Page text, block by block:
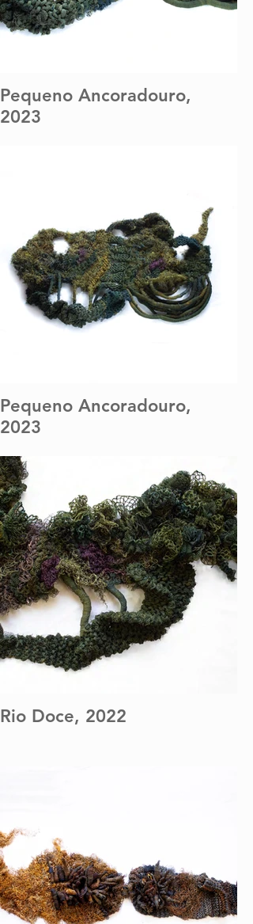
Pequeno Ancoradouro,
2023
Pequeno Ancoradouro,
2023
Rio Doce, 2022